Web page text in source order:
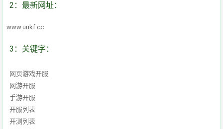
2：最新网址：
www.uukf.cc
3：关键字：
网页游戏开服
网游开服
手游开服
开服列表
开测列表